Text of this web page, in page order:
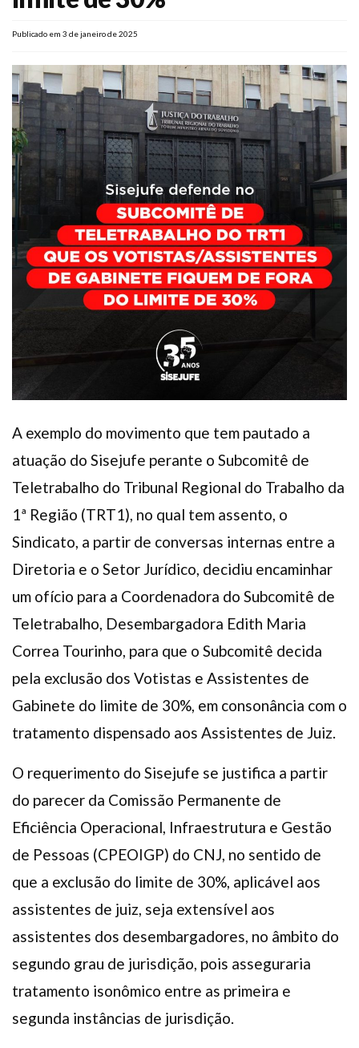
Publicado em 3 de janeiro de 2025
A exemplo do movimento que tem pautado a
atuação do Sisejufe perante o Subcomitê de
Teletrabalho do Tribunal Regional do Trabalho da
1ª Região (TRT1), no qual tem assento, o
Sindicato, a partir de conversas internas entre a
Diretoria e o Setor Jurídico, decidiu encaminhar
um ofício para a Coordenadora do Subcomitê de
Teletrabalho, Desembargadora Edith Maria
Correa Tourinho, para que o Subcomitê decida
pela exclusão dos Votistas e Assistentes de
Gabinete do limite de 30%, em consonância com o
tratamento dispensado aos Assistentes de Juiz.
O requerimento do Sisejufe se justifica a partir
do parecer da Comissão Permanente de
Eficiência Operacional, Infraestrutura e Gestão
de Pessoas (CPEOIGP) do CNJ, no sentido de
que a exclusão do limite de 30%, aplicável aos
assistentes de juiz, seja extensível aos
assistentes dos desembargadores, no âmbito do
segundo grau de jurisdição, pois asseguraria
tratamento isonômico entre as primeira e
segunda instâncias de jurisdição.
Assistência Funeral
Pós-graduação
FacebookInstagram Twitter Youtube TikTok Whatsapp